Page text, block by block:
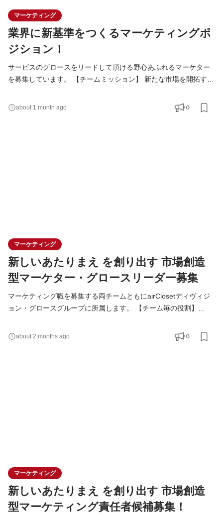
マーケティング
業界に新基準をつくるマーケティングポ
ジション！
サービスのグロースをリードして頂ける野心あふれるマーケター
を募集しています。 【チームミッション】 新たな市場を開拓する
最大化することがミッション。 22年7月に東証グロース市場に上
場しましたが、まだまだサービスが「あたりまえ」とまでにはな
about 1 month ago 0
マーケティング
新しいあたりまえ を創り出す 市場創造
型マーケター・グロースリーダー募集
マーケティング職を募集する両チームともにairClosetディヴィジ
ョン・グロースグループに所属します。 【チーム毎の役割】
拓する」をミッションに、 お客様の心を動かし、新しい行動を巻
き起こすことで、新規会員を最大化する役割を担います。 単なる
about 2 months ago 0
マーケティング
新しいあたりまえ を創り出す 市場創造
型マーケティング責任者候補募集！